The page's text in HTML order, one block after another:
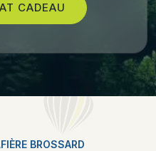
CADEAU
BROSSARD